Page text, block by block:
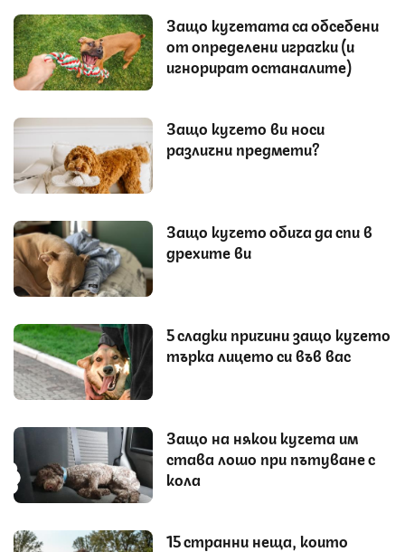
Защо кучетата са обсебени
от определени играчки (и
игнорират останалите)
Защо кучето ви носи
различни предмети?
Защо кучето обича да спи в
дрехите ви
5 сладки причини защо кучето
търка лицето си във вас
Защо на някои кучета им
става лошо при пътуване с
кола
15 странни неща, които